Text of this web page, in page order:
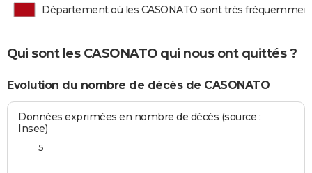
Département où les CASONATO sont très
Qui sont les CASONATO qui nous ont quittés ?
Evolution du nombre de décès de CASONATO
Données exprimées en nombre de décès (source :
Insee)
5